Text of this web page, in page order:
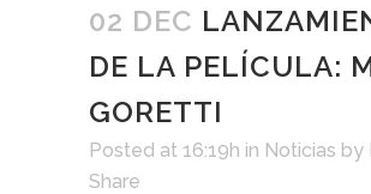
02 DEC
DE LA PELÍCULA:
GORETTI
Posted at 16:19h in Noticias by
Share